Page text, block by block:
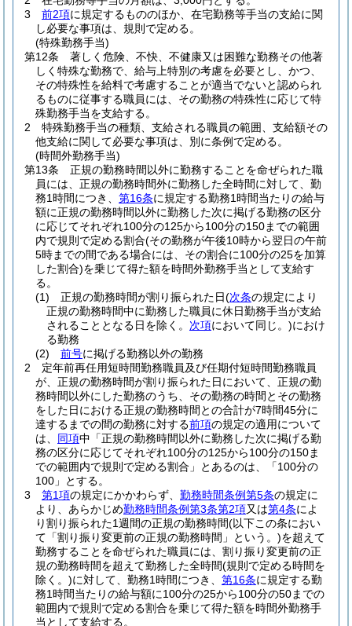
3
前2項に規定するもののほか、在宅勤務等手当の支給に関
し必要な事項は、規則で定める。
(特殊勤務手当)
第12条
著しく危険、不快、不健康又は困難な勤務その他著
しく特殊な勤務で、給与上特別の考慮を必要とし、かつ、
その特殊性を給料で考慮することが適当でないと認められ
るものに従事する職員には、その勤務の特殊性に応じて特
殊勤務手当を支給する。
2
特殊勤務手当の種類、支給される職員の範囲、支給額その
他支給に関して必要な事項は、別に条例で定める。
(時間外勤務手当)
第13条
正規の勤務時間以外に勤務することを命ぜられた職
員には、正規の勤務時間外に勤務した全時間に対して、勤
務1時間につき、 第16条に規定する勤務1時間当たりの給与
額に正規の勤務時間以外に勤務した次に掲げる勤務の区分
に応じてそれぞれ100分の125から100分の150までの範囲
内で規則で定める割合(その勤務が午後10時から翌日の午前
5時までの間である場合には、その割合に100分の25を加算
した割合)を乗じて得た額を時間外勤務手当として支給す
る。
(1)
正規の勤務時間が割り振られた日(次条の規定により
正規の勤務時間中に勤務した職員に休日勤務手当が支給
されることとなる日を除く。 次項において同じ。)におけ
る勤務
(2)
前号に掲げる勤務以外の勤務
2
定年前再任用短時間勤務職員及び任期付短時間勤務職員
が、正規の勤務時間が割り振られた日において、正規の勤
務時間以外にした勤務のうち、その勤務の時間とその勤務
をした日における正規の勤務時間との合計が7時間45分に
達するまでの間の勤務に対する前項の規定の適用について
は、 同項中「正規の勤務時間以外に勤務した次に掲げる勤
務の区分に応じてそれぞれ100分の125から100分の150ま
での範囲内で規則で定める割合」とあるのは、「100分の
100」とする。
3
第1項の規定にかかわらず、 勤務時間条例第5条の規定に
より、あらかじめ勤務時間条例第3条第2項又は第4条によ
り割り振られた1週間の正規の勤務時間(以下この条におい
て「割り振り変更前の正規の勤務時間」という。)を超えて
勤務することを命ぜられた職員には、割り振り変更前の正
規の勤務時間を超えて勤務した全時間(規則で定める時間を
除く。)に対して、勤務1時間につき、 第16条に規定する勤
務1時間当たりの給与額に100分の25から100分の50までの
範囲内で規則で定める割合を乗じて得た額を時間外勤務手
当として支給する。